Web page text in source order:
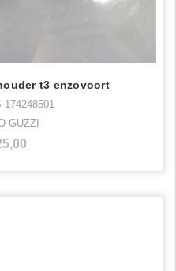
t3 enzovoort
174248501
GUZZI